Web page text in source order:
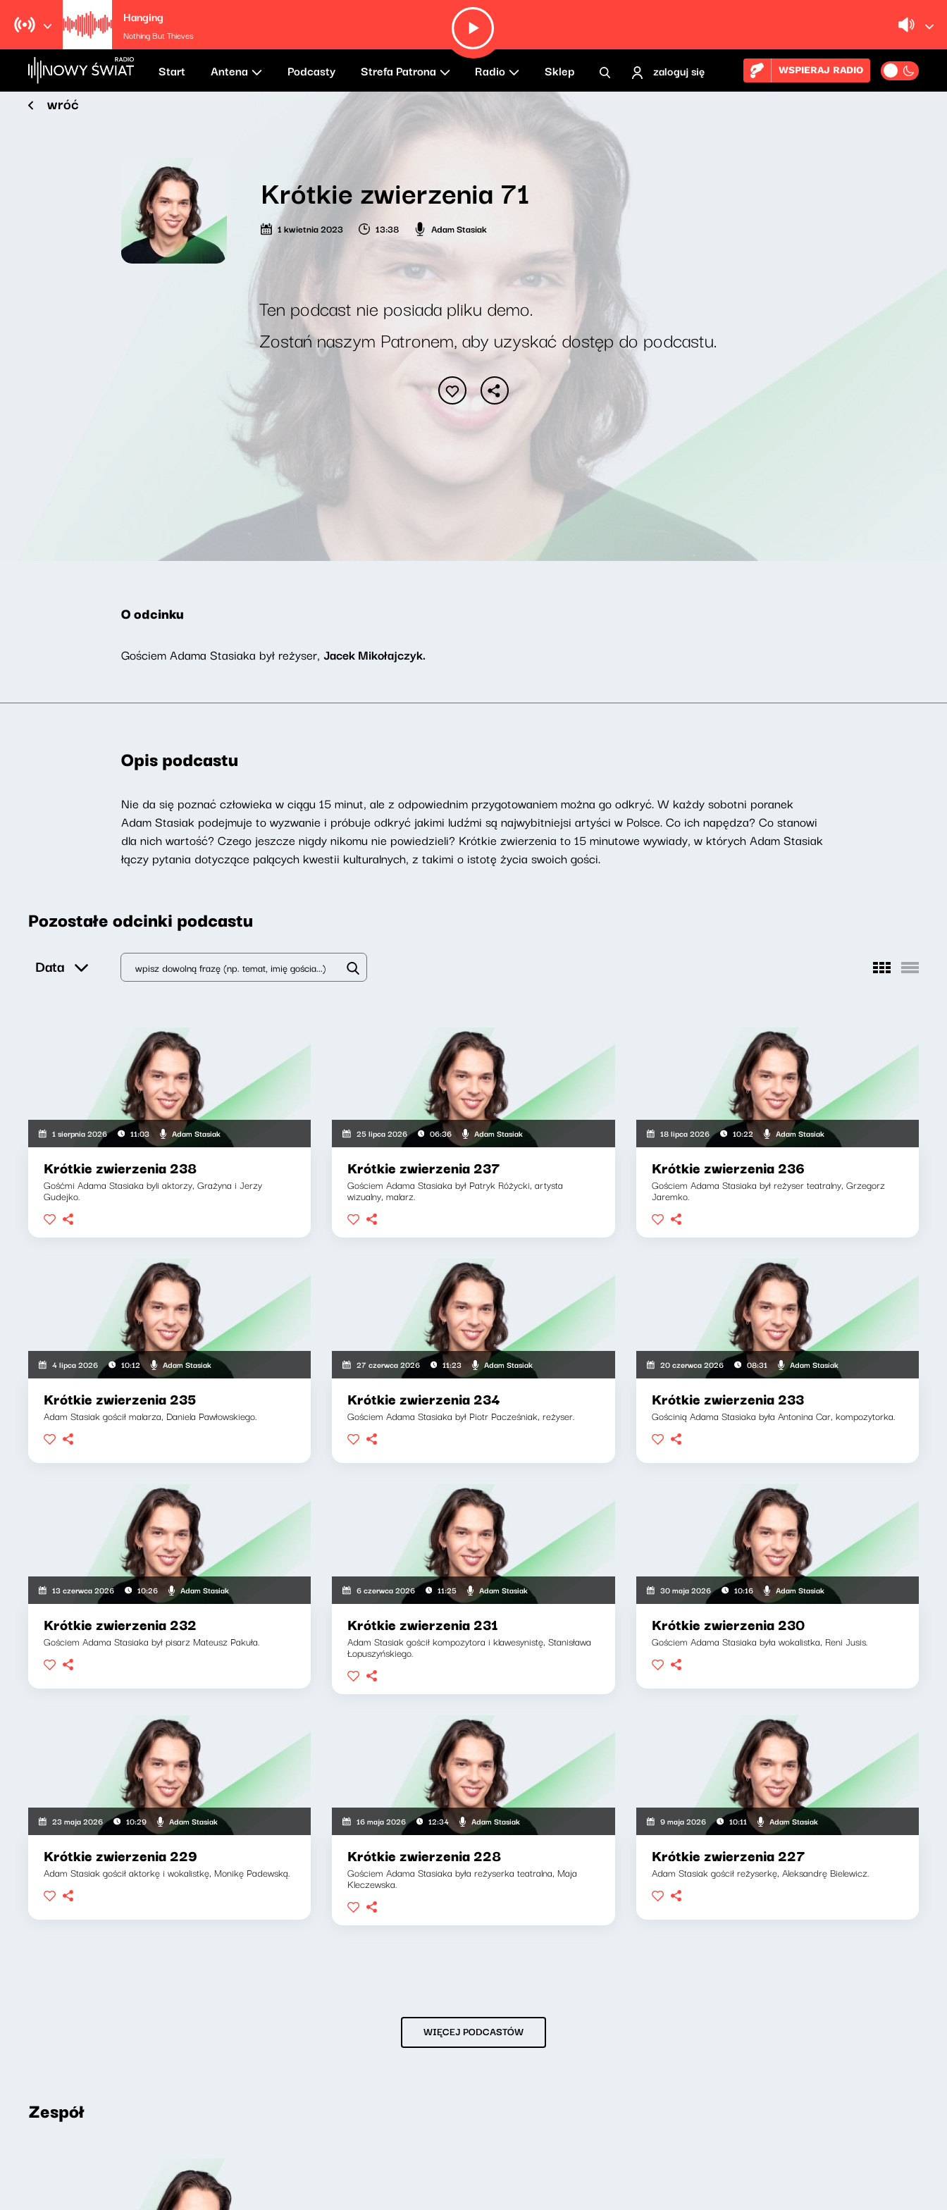
Hanging
Nothing But Thieves
Start Antena Podcasty Strefa Patrona Radio Sklep zaloguj się WSPIERAJ RADIO
wróć
Krótkie zwierzenia 71
1 kwietnia 2023 13:38 Adam Stasiak
Ten podcast nie posiada pliku demo.
Zostań naszym Patronem, aby uzyskać dostęp do podcastu.
O odcinku
Gościem Adama Stasiaka był reżyser, Jacek Mikołajczyk.
Opis podcastu
Nie da się poznać człowieka w ciągu 15 minut, ale z odpowiednim przygotowaniem można go odkryć. W każdy sobotni poranek
Adam Stasiak podejmuje to wyzwanie i próbuje odkryć jakimi ludźmi są najwybitniejsi artyści w Polsce. Co ich napędza? Co stanowi
dla nich wartość? Czego jeszcze nigdy nikomu nie powiedzieli? Krótkie zwierzenia to 15 minutowe wywiady, w których Adam Stasiak
łączy pytania dotyczące palących kwestii kulturalnych, z takimi o istotę życia swoich gości.
Pozostałe odcinki podcastu
Data
1 sierpnia 2026 11:03 Adam Stasiak
Krótkie zwierzenia 238
Gośćmi Adama Stasiaka byli aktorzy, Grażyna i Jerzy
Gudejko.
25 lipca 2026 06:36 Adam Stasiak
Krótkie zwierzenia 237
Gościem Adama Stasiaka był Patryk Różycki, artysta
wizualny, malarz.
18 lipca 2026 10:22 Adam Stasiak
Krótkie zwierzenia 236
Gościem Adama Stasiaka był reżyser teatralny, Grzegorz
Jaremko.
4 lipca 2026 10:12 Adam Stasiak
Krótkie zwierzenia 235
Adam Stasiak gościł malarza, Daniela Pawłowskiego.
27 czerwca 2026 11:23 Adam Stasiak
Krótkie zwierzenia 234
Gościem Adama Stasiaka był Piotr Pacześniak, reżyser.
20 czerwca 2026 08:31 Adam Stasiak
Krótkie zwierzenia 233
Gościnią Adama Stasiaka była Antonina Car, kompozytorka.
13 czerwca 2026 10:26 Adam Stasiak
Krótkie zwierzenia 232
Gościem Adama Stasiaka był pisarz Mateusz Pakuła.
6 czerwca 2026 11:25 Adam Stasiak
Krótkie zwierzenia 231
Adam Stasiak gościł kompozytora i klawesynistę, Stanisława
Łopuszyńskiego.
30 maja 2026 10:16 Adam Stasiak
Krótkie zwierzenia 230
Gościem Adama Stasiaka była wokalistka, Reni Jusis.
23 maja 2026 10:29 Adam Stasiak
Krótkie zwierzenia 229
Adam Stasiak gościł aktorkę i wokalistkę, Monikę Padewską.
16 maja 2026 12:34 Adam Stasiak
Krótkie zwierzenia 228
Gościem Adama Stasiaka była reżyserka teatralna, Maja
Kleczewska.
9 maja 2026 10:11 Adam Stasiak
Krótkie zwierzenia 227
Adam Stasiak gościł reżyserkę, Aleksandrę Bielewicz.
WIĘCEJ PODCASTÓW
Zespół